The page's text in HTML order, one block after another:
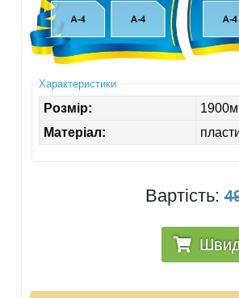
Характеристики
Розмір:
Матеріал:
Вартість: